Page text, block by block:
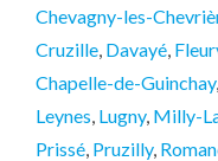
Chevagny-les-
Cruzille, Davayé,
Chapelle-de-Guinchay,
Leynes Lugny, Milly-
Prissé, Pruzilly,